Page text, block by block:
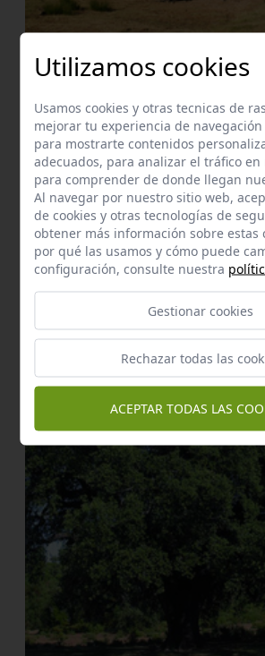
Recursos de Interés natural
Los villares
Fuente del pilar
El Madroño
Utilizamos cookies
Usamos cookies y otras tecnicas de
mejorar tu experiencia de
para mostrarte contenidos
adecuados, para analizar el tráfico
para comprender de donde llegan
Al navegar por nuestro sitio web,
de cookies y otras tecnologías de
obtener más información sobre estas
por qué las usamos y cómo puede
configuración, consulte nuestra
Gestionar cookies
Rechazar todas las
ACEPTAR TODAS LAS